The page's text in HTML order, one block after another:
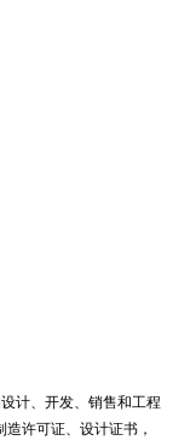
计、开发、销售和工程
许可证、设计证书，